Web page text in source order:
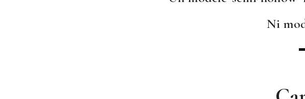
Ni